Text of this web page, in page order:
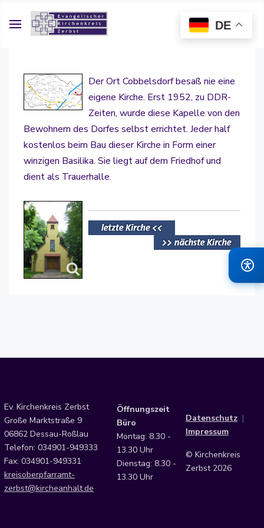
Der Ort Cobbelsdorf besaß nie eine
eigene Kirche. Erst 1952, zu DDR-
Zeiten, wurde diese Kapelle von den
Bewohnern des Dorfes selbst errichtet. Jeder half
kostenlos beim Bau dieser Kirche in Form einer
winzigen Basilika. Sie liegt auf dem Friedhof und
dient als Trauerhalle.
DE
Ev. Kirchenkreis Zerbst
Große Marktstraße 9
06862 Dessau-Roßlau
Telefon: 034901-949333
Fax: 034901-949331
kreisoberpfarramt-
zerbst@kircheanhalt.de
Öffnungszeit
Büro
Montag: 8.30 -
13.30 Uhr
Dienstag: 8.30 -
13.30 Uhr
Datenschutz|
Impressum
© Kirchenkreis
Zerbst 2026